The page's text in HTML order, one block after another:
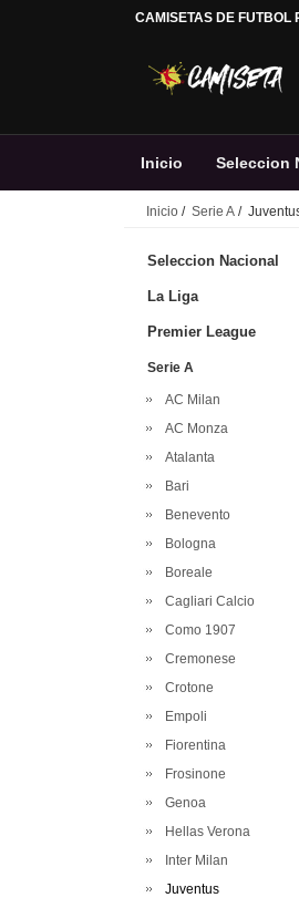
CAMISETAS DE FUTBOL
Inicio Seleccion
Inicio / Serie A /
Seleccion Nacional
La Liga
Premier League
Serie A
AC Milan
AC Monza
Atalanta
Bari
Benevento
Bologna
Boreale
Cagliari Calcio
Como 1907
Cremonese
Crotone
Empoli
Fiorentina
Frosinone
Genoa
Hellas Verona
Inter Milan
Juventus